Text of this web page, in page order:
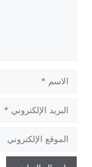
الإلكتروني
الإلكتروني